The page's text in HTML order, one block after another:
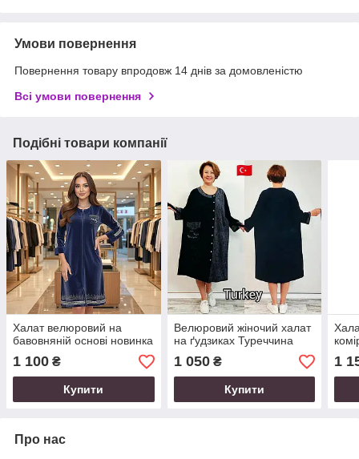
Умови повернення
Повернення товару впродовж 14 днів за домовленістю
Всі умови повернення
Подібні товари компанії
Халат велюровий на
бавовняній основі новинка
1 100 ₴
Купити
Велюровий жіночий халат
на ґудзиках Туреччина
1 050₴
Купити
1
Про нас